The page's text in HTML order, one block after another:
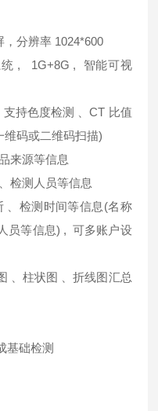
分辨率 1024*600
统 , 1G+8G , 智能可视
持色度检测 、CT 比值
维码或二维码扫描)
来源等信息
检测人员等信息
、检测时间等信息(名称
员等信息) , 可多账户设
、柱状图 、折线图汇总
基础检测